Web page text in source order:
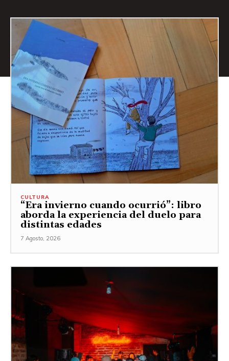
CULTURA
“Era invierno cuando ocurrió”: libro
aborda la experiencia del duelo para
distintas edades
7 Agosto, 2026